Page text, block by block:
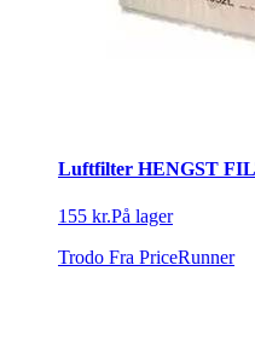
Luftfilter HENGST
155 kr.På lager
Trodo Fra PriceRunner